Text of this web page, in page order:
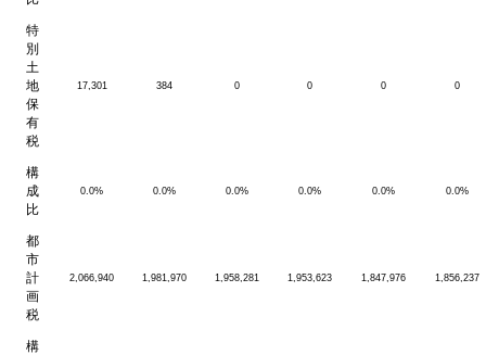
特
別
土
地
保
有
税
17,301 384 0 0 0 0
構
成
比
0.0% 0.0% 0.0% 0.0% 0.0% 0.0%
都
市
計
画
税
2,066,940 1,981,970 1,958,281 1,953,623 1,847,976 1,856,237
構